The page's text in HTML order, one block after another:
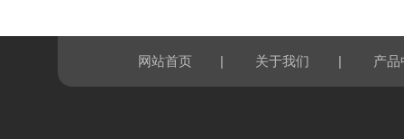
网站首页 | 关于我们 | 产品